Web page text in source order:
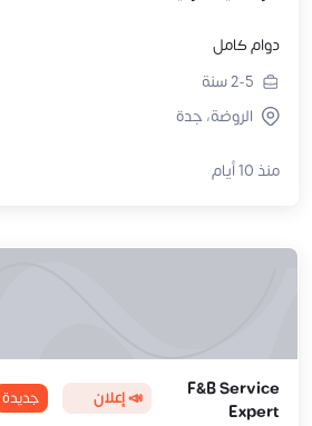
دوام كامل
2-5سنة
الروضة، جدة
منذ 10 أيام
F&B Service
Expert
📣 إعلان جديدة